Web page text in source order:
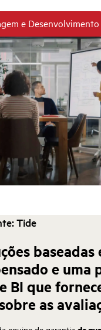
e Desenvolvimento
Tide
baseadas
e uma
BI que
as